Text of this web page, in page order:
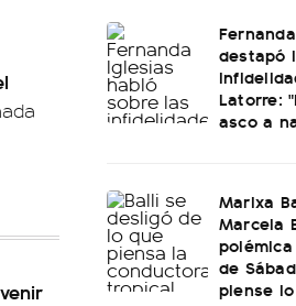
destapó
Latorre:
asco a
Marixa
Marcela
de
piense